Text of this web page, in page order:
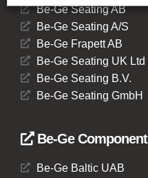
Be-Ge Seating AB
Be-Ge Seating A/S
Be-Ge Frapett AB
Be-Ge Seating UK Ltd
Be-Ge Seating B.V.
Be-Ge Seating GmbH
Be-Ge
Be-Ge Baltic UAB